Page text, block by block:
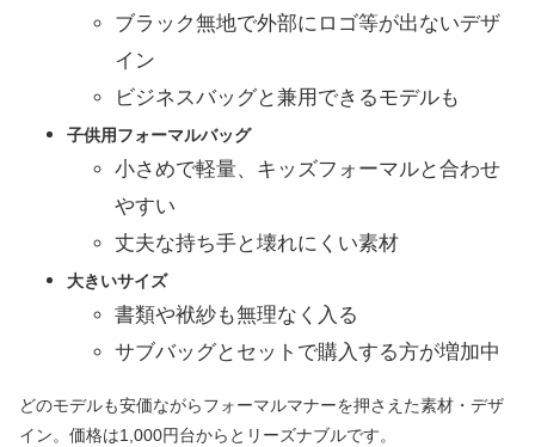
ブラック無地で外部にロゴ等が出ないデザ
イン
ビジネスバッグと兼用できるモデルも
子供用フォーマルバッグ
小さめで軽量、キッズフォーマルと合わせ
やすい
丈夫な持ち手と壊れにくい素材
大きいサイズ
書類や袱紗も無理なく入る
サブバッグとセットで購入する方が増加中
どのモデルも安価ながらフォーマルマナーを押さえた素材・デザ
イン。価格は1,000円台からとリーズナブルです。